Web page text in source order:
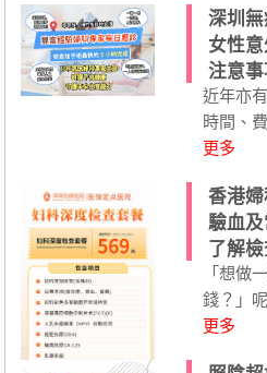
深圳
女性
注意
近年亦
時間、
更多
香港
驗血
了解
「想做
錢？」
更多